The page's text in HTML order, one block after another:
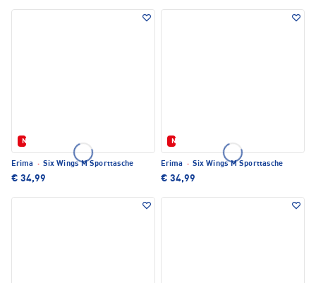
Neu
Erima · Six Wings M Sporttasche
€ 34,99
Neu
Erima · Six Wings M Sporttasche
€ 34,99